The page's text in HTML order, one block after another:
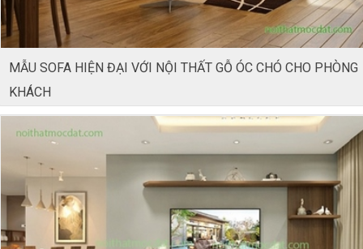
MẪU SOFA HIỆN ĐẠI VỚI NỘI THẤT GỖ ÓC CHÓ CHO PHÒNG
KHÁCH